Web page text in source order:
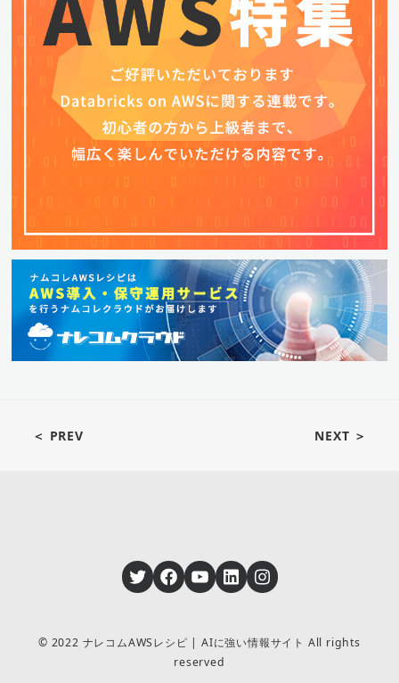
＜ PREV NEXT ＞
Twitter Facebook YouTube LinkedIn Instagram
© 2022 ナレコムAWSレシピ | AIに強い情報サイト All rights
reserved